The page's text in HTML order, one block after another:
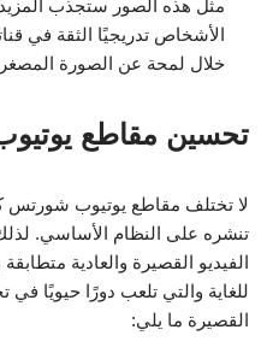
مثل هذه الصور ستجذب
الأشخاص تدريجيًا الثقة في
خلال لمحة عن الصورة
تحسين مقاطع
لا تختلف مقاطع يوتيوب شورتس
تنشره على النظام الأساسي.
الفيديو القصيرة والعادية
القصيرة ما يلي: